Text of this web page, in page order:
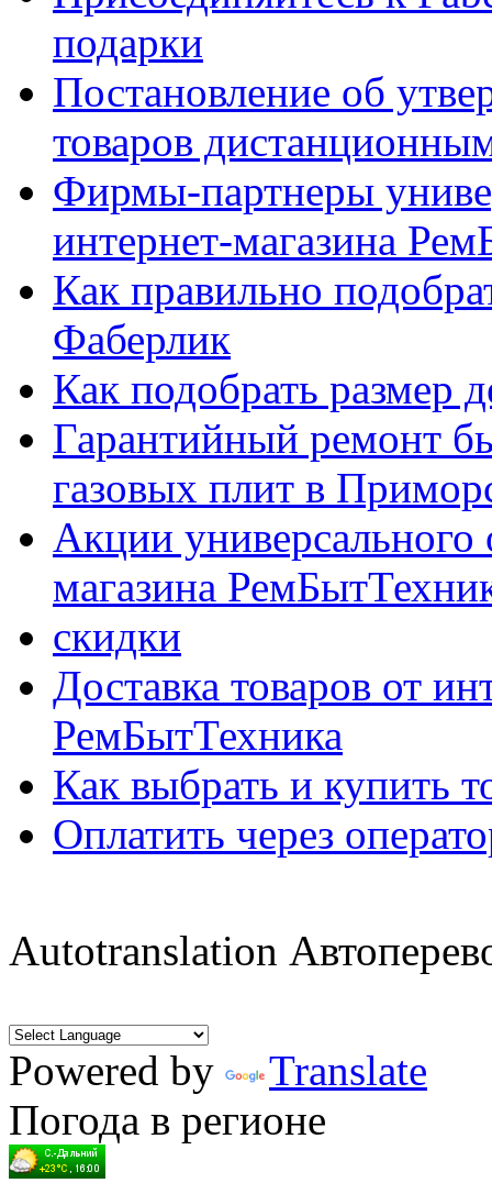
подарки
Постановление об
товаров
Фирмы-партнеры
интернет-магазина
Как правильно
Фаберлик
Как подобрать размер
Гарантийный ремонт
газовых плит в
Акции универсального
магазина
скидки
Доставка товаров от
РемБытТехника
Как выбрать и купить
Оплатить через
Autotranslation
Powered by
Translate
Погода в регионе